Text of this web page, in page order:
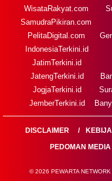
WisataRakyat.com
SamudraPikiran.com
PelitaDigital.com
IndonesiaTerkini.id
JatimTerkini.id
JatengTerkini.id
JogjaTerkini.id
JemberTerkini.id
DISCLAIMER
PEDOMAN MEDIA
© 2026 PEWARTA